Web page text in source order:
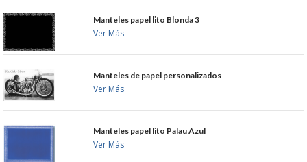
GASTOS DE ENVIO
FORMA DE PAGO
CONDICIONES DE COMPRA
DEVOLUCIONES
Manteles papel lito Blonda 3
Ver Más
Manteles de papel personalizados
Ver Más
Manteles papel lito Palau Azul
Ver Más